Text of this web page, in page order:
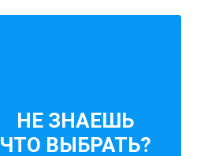
НЕ ЗНАЕШЬ
ЧТО ВЫБРАТЬ?